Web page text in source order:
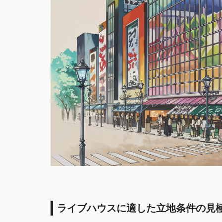
ライブハウスに適した立地条件の見